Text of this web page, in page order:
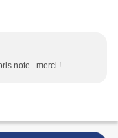
note.. merci !